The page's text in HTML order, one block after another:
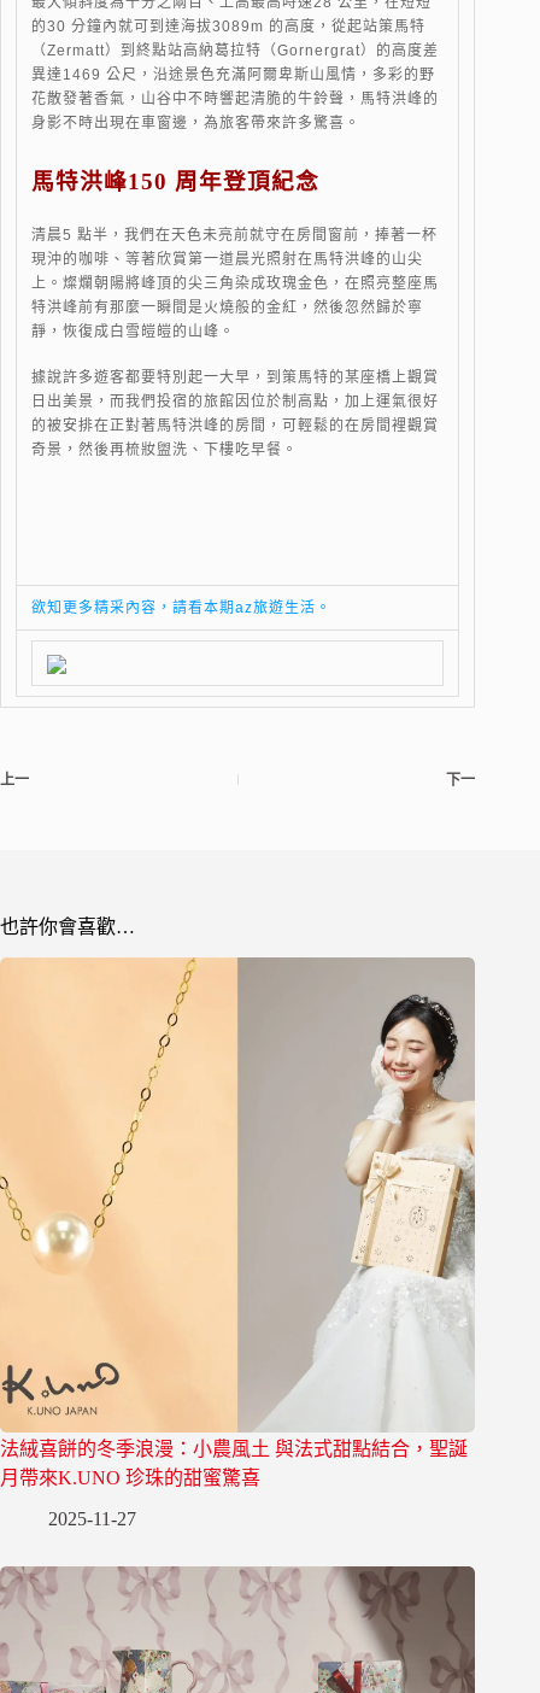
的30 分鐘內就可到達海拔3089m 的高度，從起站策馬特
（Zermatt）到終點站高納葛拉特（Gornergrat）的高度差
異達1469 公尺，沿途景色充滿阿爾卑斯山風情，多彩的野
花散發著香氣，山谷中不時響起清脆的牛鈴聲，馬特洪峰的
身影不時出現在車窗邊，為旅客帶來許多驚喜。
馬特洪峰150 周年登頂紀念
清晨5 點半，我們在天色未亮前就守在房間窗前，捧著一杯
現沖的咖啡、等著欣賞第一道晨光照射在馬特洪峰的山尖
上。燦爛朝陽將峰頂的尖三角染成玫瑰金色，在照亮整座馬
特洪峰前有那麼一瞬間是火燒般的金紅，然後忽然歸於寧
靜，恢復成白雪皚皚的山峰。
據說許多遊客都要特別起一大早，到策馬特的某座橋上觀賞
日出美景，而我們投宿的旅館因位於制高點，加上運氣很好
的被安排在正對著馬特洪峰的房間，可輕鬆的在房間裡觀賞
奇景，然後再梳妝盥洗、下樓吃早餐。
欲知更多精采內容，請看本期az旅遊生活。
上一 下一
也許你會喜歡…
法絨喜餅的冬季浪漫：小農風土 與法式甜點結合，聖誕
月帶來K.UNO 珍珠的甜蜜驚喜
2025-11-27